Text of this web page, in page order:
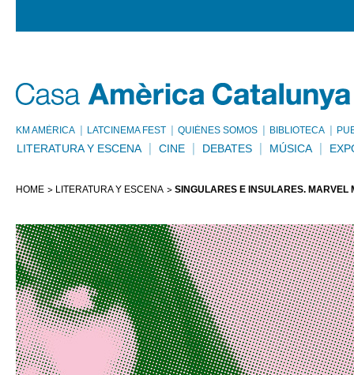
KM AMÈRICA LATCINEMA FEST QUIÉNES SOMOS BIBLIOTECA
LITERATURA Y ESCENA CINE DEBATES MÚSICA
HOME LITERATURA Y ESCENA SINGULARES E INSULARES. MARVEL